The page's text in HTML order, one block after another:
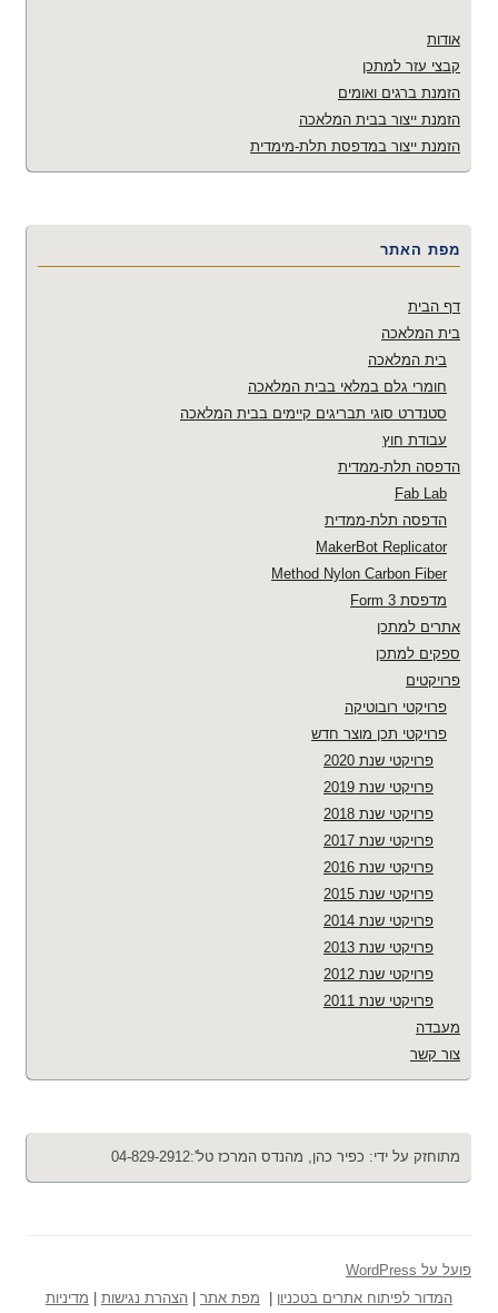
אודות
קבצי עזר למתכן
הזמנת ברגים ואומים
הזמנת ייצור בבית המלאכה
הזמנת ייצור במדפסת תלת-מימדית
מפת האתר
דף הבית
בית המלאכה
בית המלאכה
חומרי גלם במלאי בבית המלאכה
סטנדרט סוגי תבריגים קיימים בבית המלאכה
עבודת חוץ
הדפסה תלת-ממדית
Fab Lab
הדפסה תלת-ממדית
MakerBot Replicator
Method Nylon Carbon Fiber
מדפסת Form 3
אתרים למתכן
ספקים למתכן
פרויקטים
פרויקטי רובוטיקה
פרויקטי תכן מוצר חדש
פרויקטי שנת 2020
פרויקטי שנת 2019
פרויקטי שנת 2018
פרויקטי שנת 2017
פרויקטי שנת 2016
פרויקטי שנת 2015
פרויקטי שנת 2014
פרויקטי שנת 2013
פרויקטי שנת 2012
פרויקטי שנת 2011
מעבדה
צור קשר
מתוחזק על ידי: כפיר כהן, מהנדס המרכז טל':04-829-2912
פועל על WordPress
המדור לפיתוח אתרים בטכניון
מפת אתר הצהרת נגישות מדיניות